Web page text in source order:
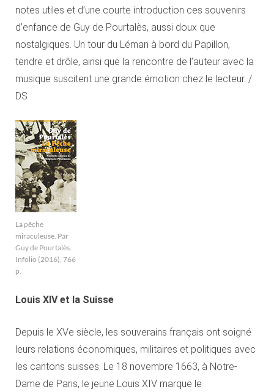
notes utiles et d’une courte introduction ces souvenirs
d’enfance de Guy de Pourtalès, aussi doux que
nostalgiques. Un tour du Léman à bord du Papillon,
tendre et drôle, ainsi que la rencontre de l’auteur avec la
musique suscitent une grande émotion chez le lecteur. /
DS
La pêche
miraculeuse. Par
Guy de Pourtalès.
Infolio (2016), 766
p.
Louis XIV et la Suisse
Depuis le XVe siècle, les souverains français ont soigné
leurs relations économiques, militaires et politiques avec
les cantons suisses. Le 18 novembre 1663, à Notre-
Dame de Paris, le jeune Louis XIV marque le